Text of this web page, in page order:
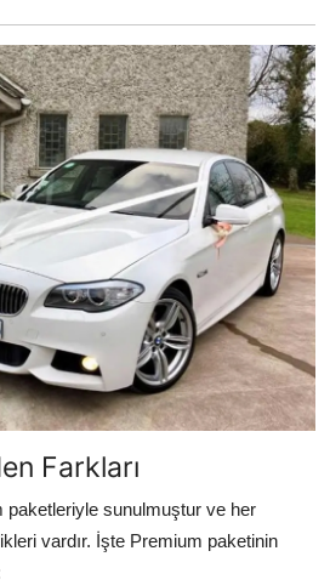
Farkları
paketleriyle sunulmuştur ve her
vardır. İşte Premium paketinin